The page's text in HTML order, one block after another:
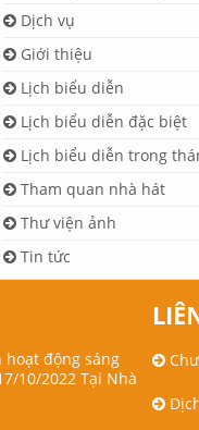
Dịch vụ
Giới thiệu
Lịch biểu diễn
Lịch biểu diễn đặc biệt
Lịch biểu diễn trong
Tham quan nhà hát
Thư viện ảnh
Tin tức
động sáng
10/2022 Tại Nhà